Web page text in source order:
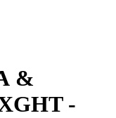
&
-